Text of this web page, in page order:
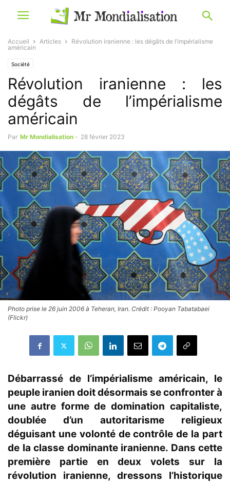
Accueil Articles
Révolution iranienne : les dégâts de l’impérialisme
américain
Société
Révolution iranienne : les
dégâts de l’impérialisme
américain
Par Mr Mondialisation - 28 février 2023
Photo prise le 26 juin 2006 à Teheran, Iran. Crédit : Pooyan Tabatabaei
(Flickr)
Débarrassé de l’impérialisme américain, le
peuple iranien doit désormais se confronter à
une autre forme de domination capitaliste,
doublée d’un autoritarisme religieux
déguisant une volonté de contrôle de la part
de la classe dominante iranienne. Dans cette
première partie en deux volets sur la
révolution iranienne, dressons l’historique